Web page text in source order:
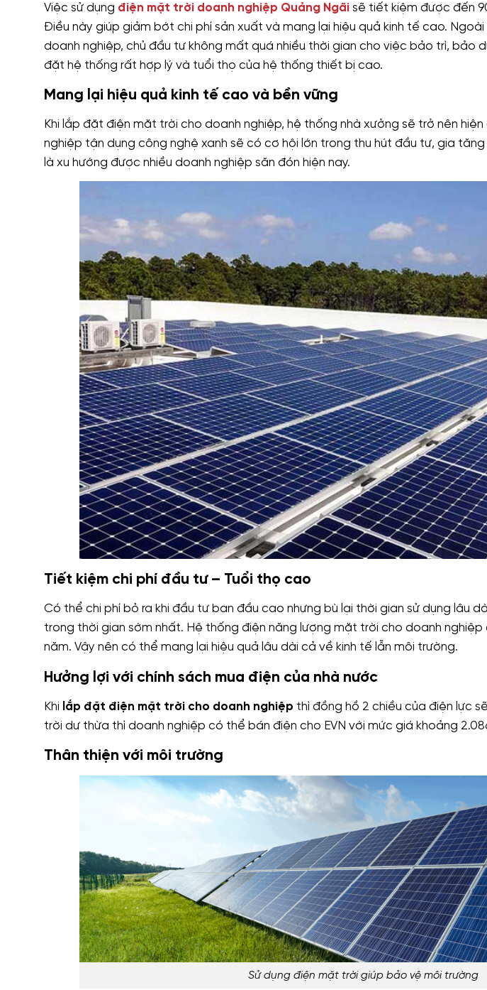
Việc sử dụng điện mặt trời doanh nghiệp Quảng Ngãi sẽ tiết kiệm được đến
Điều này giúp giảm bớt chi phí sản xuất và mang lại hiệu quả kinh tế cao.
doanh nghiệp, chủ đầu tư không mất quá nhiều thời gian cho việc bảo trì, bảo
đặt hệ thống rất hợp lý và tuổi thọ của hệ thống thiết bị cao.
Mang lại hiệu quả kinh tế cao và bền vững
Khi lắp đặt điện mặt trời cho doanh nghiệp, hệ thống nhà xưởng sẽ trở nên
nghiệp tận dụng công nghệ xanh sẽ có cơ hội lớn trong thu hút đầu tư, gia
là xu hướng được nhiều doanh nghiệp săn đón hiện nay.
Tiết kiệm chi phí đầu tư – Tuổi thọ cao
Có thể chi phí bỏ ra khi đầu tư ban đầu cao nhưng bù lại thời gian sử dụng lâu
trong thời gian sớm nhất. Hệ thống điện năng lượng mặt trời cho doanh nghiệp
năm. Vậy nên có thể mang lại hiệu quả lâu dài cả về kinh tế lẫn môi trường.
Hưởng lợi với chính sách mua điện của nhà nước
Khi lắp đặt điện mặt trời cho doanh nghiệp thì đồng hồ 2 chiều của điện lực
trời dư thừa thì doanh nghiệp có thể bán điện cho EVN với mức giá khoảng
Thân thiện với môi trường
Sử dụng điện mặt trời giúp bảo vệ môi trường